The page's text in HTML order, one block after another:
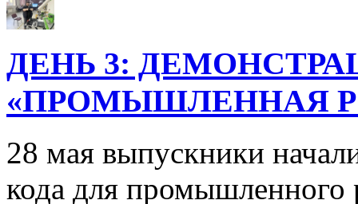
ДЕНЬ 3:
«ПРОМЫШЛЕННАЯ
28 мая выпускники
кода для промышленного